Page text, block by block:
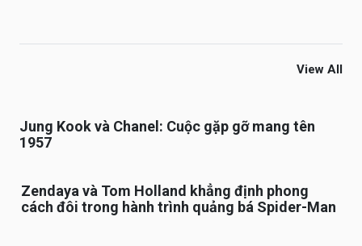
View All
Jung Kook và Chanel: Cuộc gặp gỡ mang tên
1957
Zendaya và Tom Holland khẳng định phong
cách đôi trong hành trình quảng bá Spider-Man